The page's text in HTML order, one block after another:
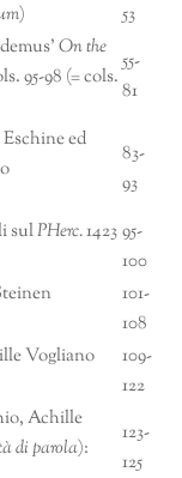
)
53
On the
95-98 (= cols.
55-
81
ed
83-
93
sulPHerc.1423 95-
100
101-
108
Vogliano
109-
122
Achille
di parola):
123-
125